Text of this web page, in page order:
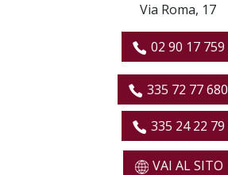
Via Roma, 17
02 90 17 759
335 72 77 680
335 24 22 79
VAI AL SITO